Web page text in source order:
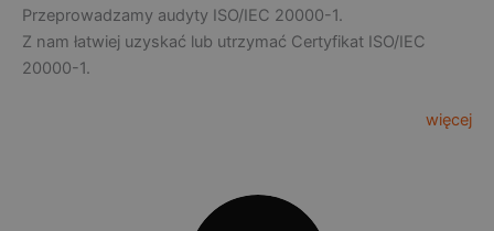
Przeprowadzamy audyty ISO/IEC 20000-1.
Z nam łatwiej uzyskać lub utrzymać Certyfikat ISO/IEC
20000-1.
więcej